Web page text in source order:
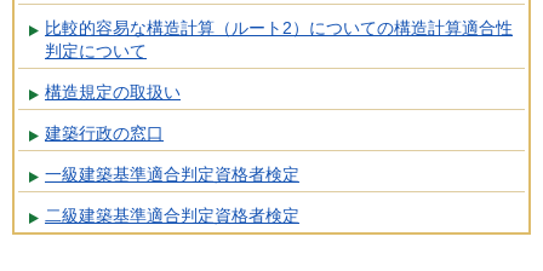
比較的容易な構造計算（ルート2）についての構造計算適合性
判定について
構造規定の取扱い
建築行政の窓口
一級建築基準適合判定資格者検定
二級建築基準適合判定資格者検定